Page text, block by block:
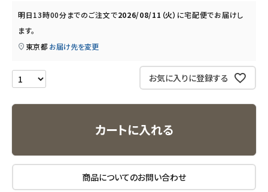
ブランド
定期購入
オリジナルブランド
ナチュラムーン
エコメイト
明日13時00分までのご注文で2026/08/11（火） に宅配便でお届けし
ます。
東京都 お届け先を変更
お気に入りに登録する
カートに入れる
商品についてのお問い合わせ